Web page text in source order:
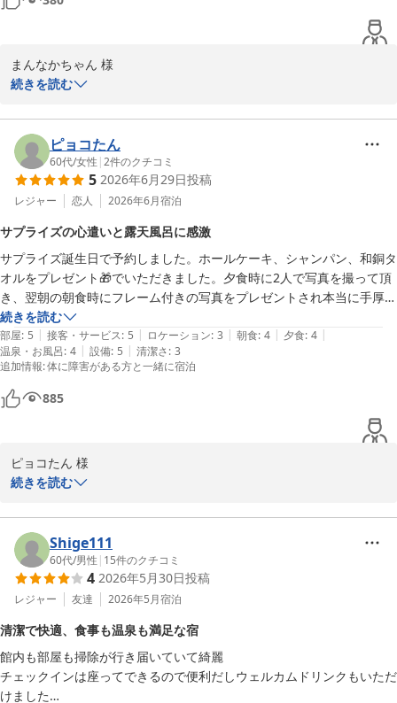
まんなかちゃん 様
ありがとうございます。
「和どう懐石」の味わいにつきまして、お褒めの言葉をいただき大
変嬉しく拝読いたしました。その一方で、ドリンクのラインナップ
やご朝食の温度、お部屋の障子を開けた際のカビ臭さ、洗面所の水
ご迷惑をおかけしましたことを深くお詫び申し上げます。
特にエレベーターの設備につきましては、すぐに新しいものへと入
れ替えることが難しい状況ではございますが、いただいたお声を真
摯に受け止め、現時点でできる限りの対策に努めてまいります。
いただいたご意見はすべてしっかりと受け止め、より快適にお過ご
しいただける空間とサービスを目指してまいります。
この度は貴重なお時間を割いてご感想をお寄せいただき、誠にあり
ゆの宿和どう
続きを読む
ピョコたん
60代/女性 |2件のクチコミ
5 2026年6月29日投稿
レジャー 恋人 2026年6月宿泊
サプライズの心遣いと露天風呂に感激
サプライズ誕生日で予約しました。ホールケーキ、シャンパン、和銅タ
オルをプレゼント🎁でいただきました。夕食時に2人で写真を撮って頂
き、翌朝の朝食時にフレーム付きの写真をプレゼントされ本当に手厚い
接待に感激しました。
又、行きたいです。部屋には露天風呂が24時間お湯が沸いていた為、
何回も入ってしまいました。
続きを読む
部屋: 5 | 接客・サービス: 5 | ロケーション: 3 | 朝食: 4 | 夕食: 4 |
温泉・お風呂: 4 | 設備: 5 | 清潔さ: 3
追加情報:体に障害がある方と一緒に宿泊
885
ピョコたん 様
りがとうございます。
ホールケーキ、シャンパン、和銅タオルのプレゼント、ディナー時
の写真、翌朝の朝食時のフレーム付き写真といったお心遣いを喜ん
でいただけて、私たちも大変嬉しく思います。
露天風呂を24時間ご利用いただける空間をお楽しみいただけたとの
またぜひお越しください。次回もご期待以上のおもてなしでお迎え
できるよう、スタッフ一同努めてまいります。
ゆの宿和どう
続きを読む
Shige111
60代/男性 | 15件のクチコミ
4 2026年5月30日投稿
レジャー 友達 2026年5月宿泊
清潔で快適、食事も温泉も満足な宿
館内も部屋も掃除が行き届いていて綺麗
チェックインは座ってできるので便利だしウェルカムドリンクもいただ
けました